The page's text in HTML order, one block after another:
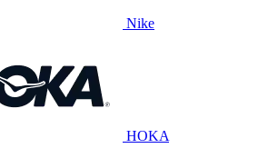
Nike
HOKA